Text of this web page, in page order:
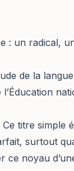
: un radical,
de la
titre simple
surtout
noyau